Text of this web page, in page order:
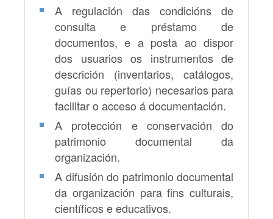
A regulación das condicións de
consulta e préstamo de
documentos, e a posta ao dispor
dos usuarios os instrumentos de
descrición (inventarios, catálogos,
guías ou repertorio) necesarios para
facilitar o acceso á documentación.
A protección e conservación do
patrimonio documental da
organización.
A difusión do patrimonio documental
da organización para fins culturais,
científicos e educativos.